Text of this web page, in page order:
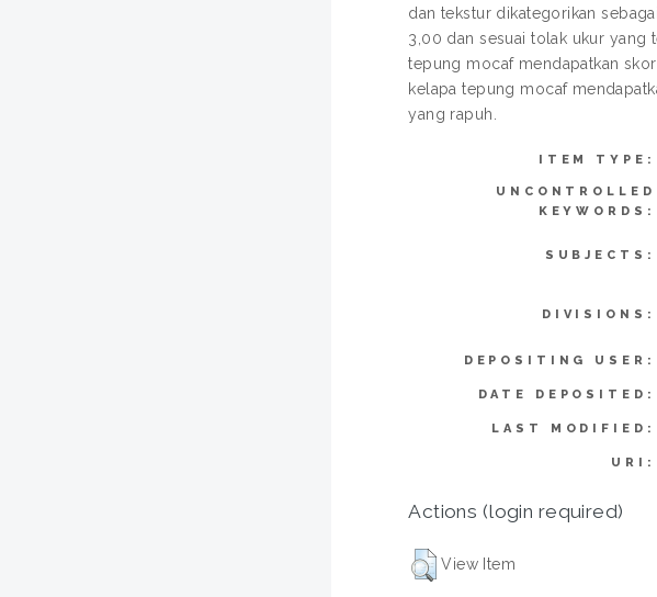
dan tekstur dikategorikan
3,00 dan sesuai tolak ukur yang
tepung mocaf mendapatkan
kelapa tepung mocaf
yang rapuh.
ITEM TYPE:
UNCONTROLLED
KEYWORDS:
SUBJECTS:
DIVISIONS:
DEPOSITING USER:
DATE DEPOSITED:
LAST MODIFIED:
URI:
Actions (login required)
View Item